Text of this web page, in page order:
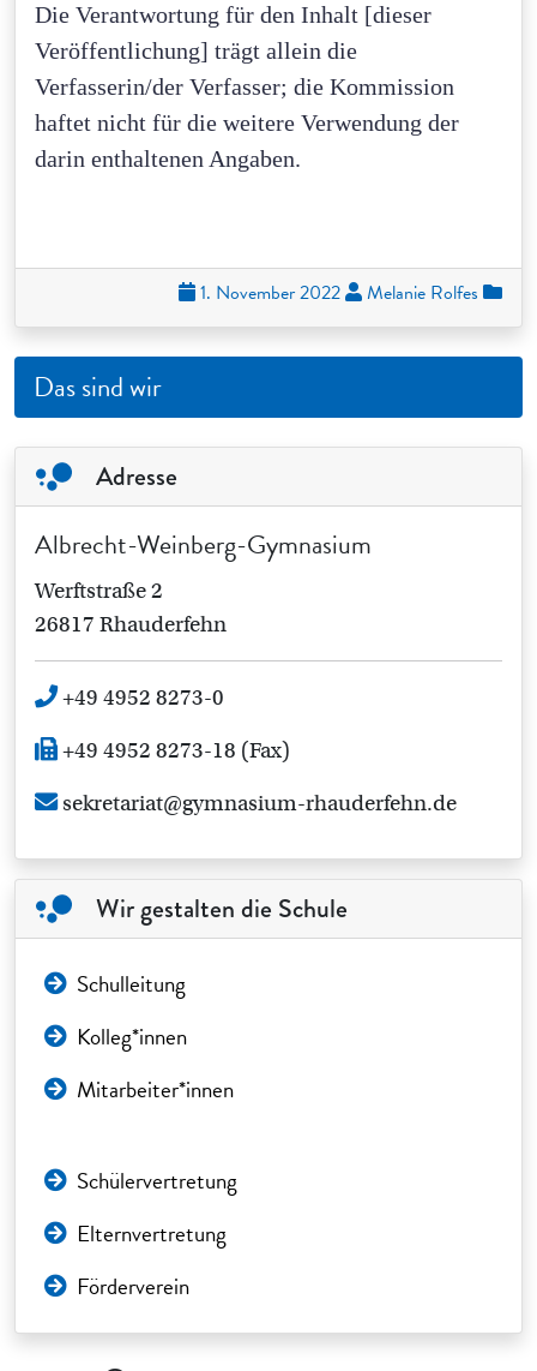
Die Verantwortung für den Inhalt [dieser
Veröffentlichung] trägt allein die
Verfasserin/der Verfasser; die Kommission
haftet nicht für die weitere Verwendung der
darin enthaltenen Angaben.
1. November 2022 Melanie Rolfes
Das sind wir
Adresse
Albrecht-Weinberg-Gymnasium
Werftstraße 2
26817 Rhauderfehn
+49 4952 8273-0
+49 4952 8273-18 (Fax)
sekretariat@gymnasium-rhauderfehn.de
Wir gestalten die Schule
Schulleitung
Kolleg*innen
Mitarbeiter*innen
Schülervertretung
Elternvertretung
Förderverein